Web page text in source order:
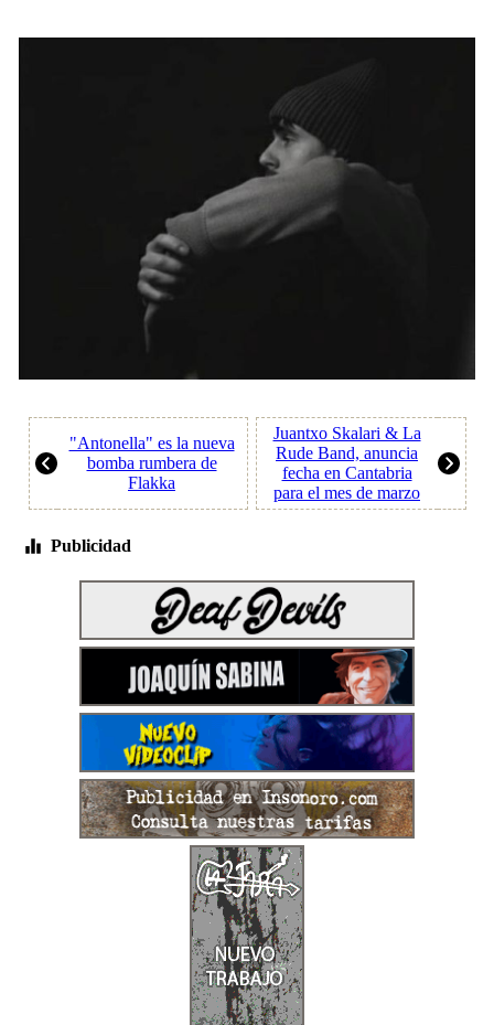
"Antonella" es la nueva
bomba rumbera de
Flakka
Juantxo Skalari & La
Rude Band, anuncia
fecha en Cantabria
para el mes de marzo
Publicidad